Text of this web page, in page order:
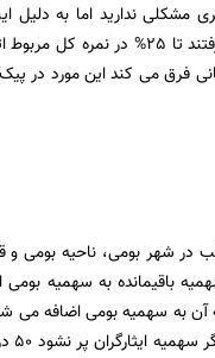
ندارید اما به دلیل
نهایی سوم دبیرستان را برای داوطلبان نظام جدید که از
در شهر بومی، ناحیه بومی
غیر از 13 رشته پس از کسر سهمیه ایثارگران 80درصد
نشود اضافه آن به سهمیه بومی
را